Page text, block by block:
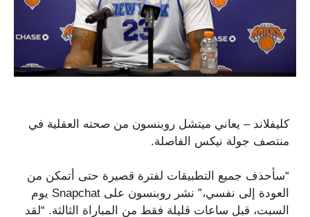
كليفلاند – يعاني ميتشل روبنسون من صحته العقلية في
منتصف جولة نيكس الفاصلة.
“سأحذف جميع التطبيقات لفترة قصيرة حتى أتمكن من
العودة إلى نفسي،” نشر روبنسون على Snapchat يوم
السبت، قبل ساعات قليلة فقط من المباراة الثالثة. “لقد